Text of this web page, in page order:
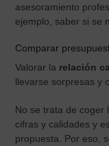
asesoramiento
ejemplo, saber si se
Comparar
Valorar la relación
llevarse sorpresas y
No se trata de coger
cifras y calidades y
propuesta. Por eso,